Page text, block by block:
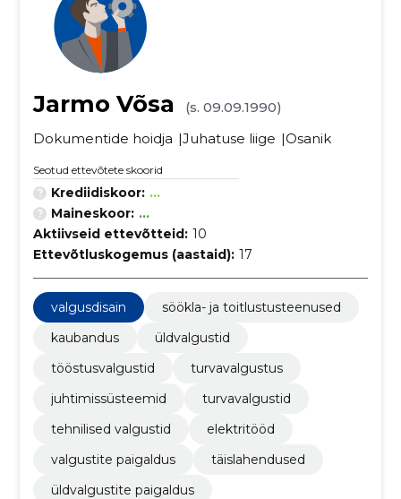
Jarmo Võsa
(s. 09.09.1990)
Dokumentide hoidja
Juhatuse liige Osanik
Seotud ettevõtete skoorid
Krediidiskoor: ...
Maineskoor: ...
Aktiivseid ettevõtteid: 10
Ettevõtluskogemus (aastaid): 17
valgusdisain
söökla- ja toitlustusteenused
kaubandus
üldvalgustid
tööstusvalgustid
turvavalgustus
juhtimissüsteemid
turvavalgustid
tehnilised valgustid
elektritööd
valgustite paigaldus
täislahendused
üldvalgustite paigaldus